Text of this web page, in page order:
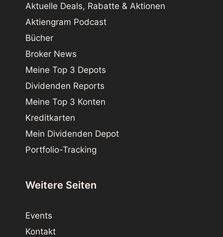
Aktuelle Deals, Rabatte & Aktionen
Aktiengram Podcast
Bücher
Broker News
Meine Top 3 Depots
Dividenden Reports
Meine Top 3 Konten
Kreditkarten
Mein Dividenden Depot
Portfolio-Tracking
Weitere Seiten
Events
Kontakt